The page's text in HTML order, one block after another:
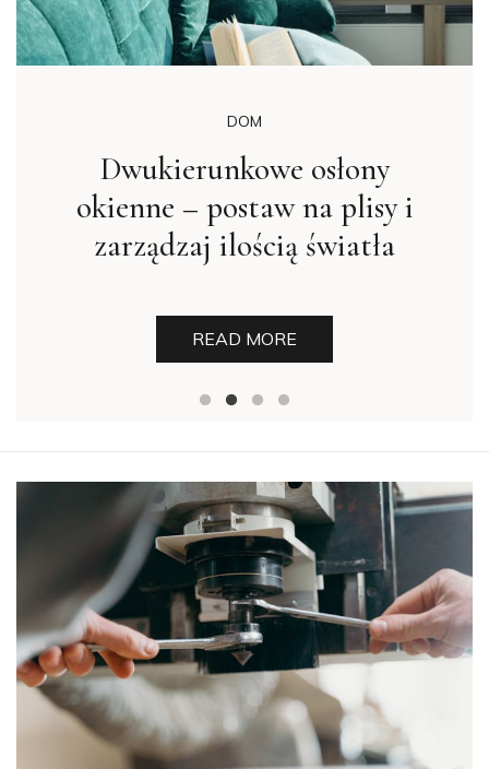
DOM
Grillowanie – co wolno, a co
nie? Przewodnik z przepisami